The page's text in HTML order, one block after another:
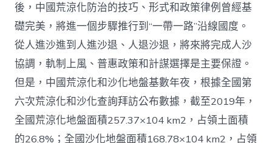
後，中國荒涼化防治的技巧、形式和政策律例曾經基
礎完美，將進一個步驟推行到“一帶一路”沿線國度。
從人進沙進到人進沙退、人退沙退，將來將完成人沙
協調，軌制上風、普惠政策和計謀選擇是主要保證。
但是，中國荒涼化和沙化地盤基數年夜，根據全國第
六次荒涼化和沙化查詢拜訪公布數據，截至2019年，
全國荒涼化地盤面積257.37×104 km2，占領土面積
的26.8%；全國沙化地盤面積168.78×104 km2，占領